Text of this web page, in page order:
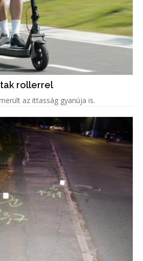
rollerrel
az ittasság gyanúja is.